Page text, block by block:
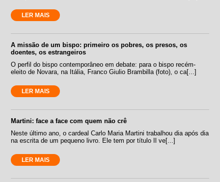
LER MAIS
A missão de um bispo: primeiro os pobres, os presos, os
doentes, os estrangeiros
O perfil do bispo contemporâneo em debate: para o bispo recém-
eleito de Novara, na Itália, Franco Giulio Brambilla (foto), o ca[...]
LER MAIS
Martini: face a face com quem não crê
Neste último ano, o cardeal Carlo Maria Martini trabalhou dia após dia
na escrita de um pequeno livro. Ele tem por título Il ve[...]
LER MAIS